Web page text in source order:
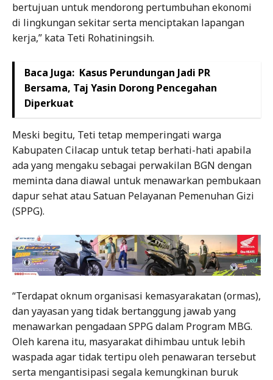
bertujuan untuk mendorong pertumbuhan ekonomi
di lingkungan sekitar serta menciptakan lapangan
kerja,” kata Teti Rohatiningsih.
Baca Juga: Kasus Perundungan Jadi PR
Bersama, Taj Yasin Dorong Pencegahan
Diperkuat
Meski begitu, Teti tetap memperingati warga
Kabupaten Cilacap untuk tetap berhati-hati apabila
ada yang mengaku sebagai perwakilan BGN dengan
meminta dana diawal untuk menawarkan pembukaan
dapur sehat atau Satuan Pelayanan Pemenuhan Gizi
(SPPG).
“Terdapat oknum organisasi kemasyarakatan (ormas),
dan yayasan yang tidak bertanggung jawab yang
menawarkan pengadaan SPPG dalam Program MBG.
Oleh karena itu, masyarakat dihimbau untuk lebih
waspada agar tidak tertipu oleh penawaran tersebut
serta mengantisipasi segala kemungkinan buruk